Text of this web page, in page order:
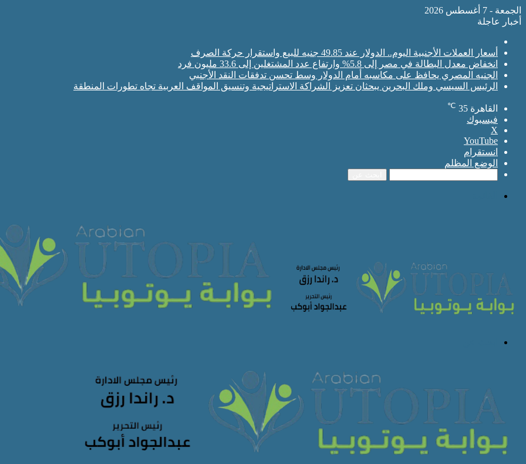
الجمعة - 7 أغسطس 2026
أخبار عاجلة
أسعار العملات الأجنبية اليوم.. الدولار عند 49.85 جنيه للبيع واستقرار حركة الصرف
انخفاض معدل البطالة في مصر إلى 5.8% وارتفاع عدد المشتغلين إلى 33.6 مليون فرد
الجنيه المصري يحافظ على مكاسبه أمام الدولار وسط تحسن تدفقات النقد الأجنبي
الرئيس السيسي وملك البحرين يبحثان تعزيز الشراكة الاستراتيجية وتنسيق المواقف العربية تجاه تطورات المنطقة
القاهرة 35
℃
فيسبوك
‫X
‫YouTube
انستقرام
الوضع المظلم